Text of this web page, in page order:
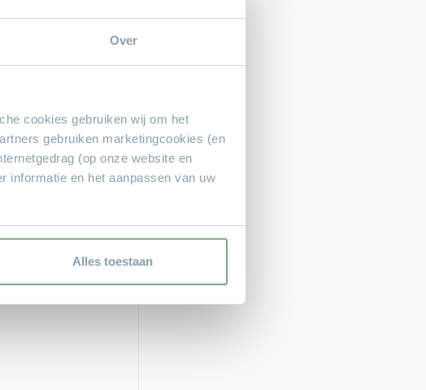
Over
cookies gebruiken wij om het
gebruiken marketingcookies (en
(op onze website en
informatie en het aanpassen van uw
Alles toestaan